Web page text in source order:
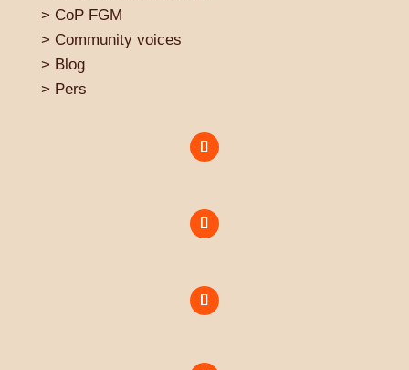
> CoP FGM
> Community voices
> Blog
> Pers